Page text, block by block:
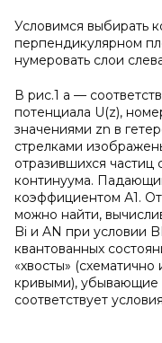
Условимся выбирать
перпендикулярном
нумеровать слои
В рис.1 а —
потенциала U(z),
значениями zn в
стрелками
отразившихся частиц
континуума.
коэффициентом А1.
можно найти,
Bi и AN при условии
квантованных
«хвосты»
кривыми), убывающие
соответствует